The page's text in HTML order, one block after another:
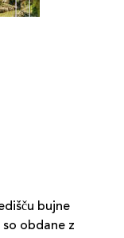
bujne
obdane z